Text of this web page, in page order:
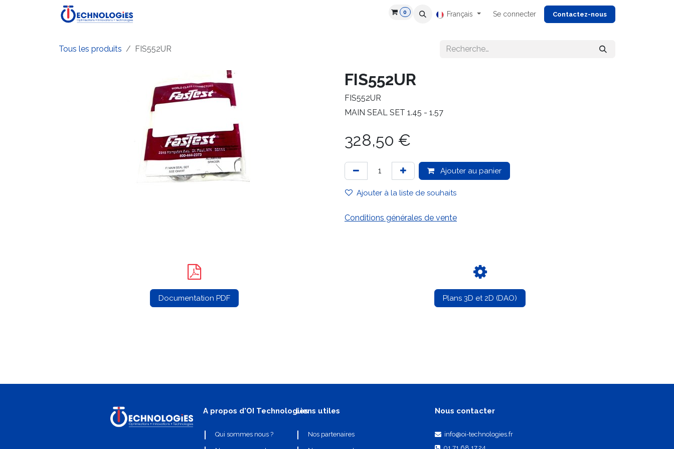
Se rendre au contenu
Recrutement Ressources
0 Français Se connecter Contactez-nous
Tous les produits FIS552UR
FIS552UR
FIS552UR
MAIN SEAL SET 1.45 - 1.57
328,50 €
Ajouter au panier
Ajouter à la liste de souhaits
Conditions générales de vente
Documentation PDF Plans 3D et 2D (DAO)
A propos d'OI Technologies
Qui sommes nous ?
Liens utiles
Nos partenaires
Nous contacter
info@oi-technologies.fr